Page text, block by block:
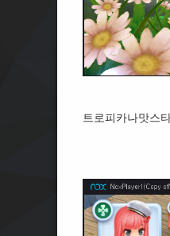
트로피카나맛스